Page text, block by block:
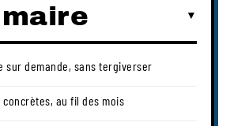
sur demande, sans tergiverser
concrètes, au fil des mois